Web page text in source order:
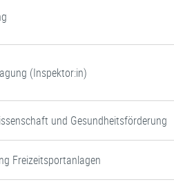
(Inspektor:in)
und Gesundheitsförderung
Freizeitsportanlagen